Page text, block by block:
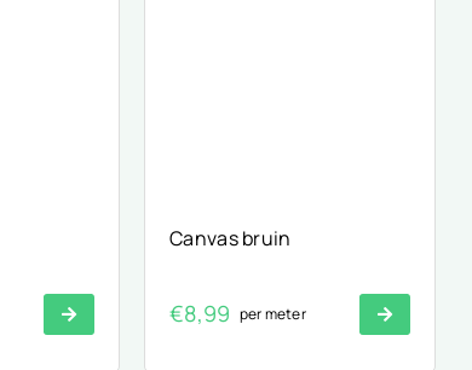
Canvas bruin
€8,99 per meter